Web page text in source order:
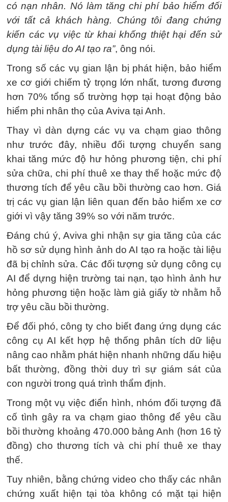
có nạn nhân. Nó làm tăng chi phí bảo hiểm đối
với tất cả khách hàng. Chúng tôi đang chứng
kiến các vụ việc từ khai khống thiệt hại đến sử
dụng tài liệu do AI tạo ra”, ông nói.
Trong số các vụ gian lận bị phát hiện, bảo hiểm
xe cơ giới chiếm tỷ trọng lớn nhất, tương đương
hơn 70% tổng số trường hợp tại hoạt động bảo
hiểm phi nhân thọ của Aviva tại Anh.
Thay vì dàn dựng các vụ va chạm giao thông
như trước đây, nhiều đối tượng chuyển sang
khai tăng mức độ hư hỏng phương tiện, chi phí
sửa chữa, chi phí thuê xe thay thế hoặc mức độ
thương tích để yêu cầu bồi thường cao hơn. Giá
trị các vụ gian lận liên quan đến bảo hiểm xe cơ
giới vì vậy tăng 39% so với năm trước.
Đáng chú ý, Aviva ghi nhận sự gia tăng của các
hồ sơ sử dụng hình ảnh do AI tạo ra hoặc tài liệu
đã bị chỉnh sửa. Các đối tượng sử dụng công cụ
AI để dựng hiện trường tai nạn, tạo hình ảnh hư
hỏng phương tiện hoặc làm giả giấy tờ nhằm hỗ
trợ yêu cầu bồi thường.
Để đối phó, công ty cho biết đang ứng dụng các
công cụ AI kết hợp hệ thống phân tích dữ liệu
nâng cao nhằm phát hiện nhanh những dấu hiệu
bất thường, đồng thời duy trì sự giám sát của
con người trong quá trình thẩm định.
Trong một vụ việc điển hình, nhóm đối tượng đã
cố tình gây ra va chạm giao thông để yêu cầu
bồi thường khoảng 470.000 bảng Anh (hơn 16 tỷ
đồng) cho thương tích và chi phí thuê xe thay
thế.
Tuy nhiên, bằng chứng video cho thấy các nhân
chứng xuất hiện tại tòa không có mặt tại hiện